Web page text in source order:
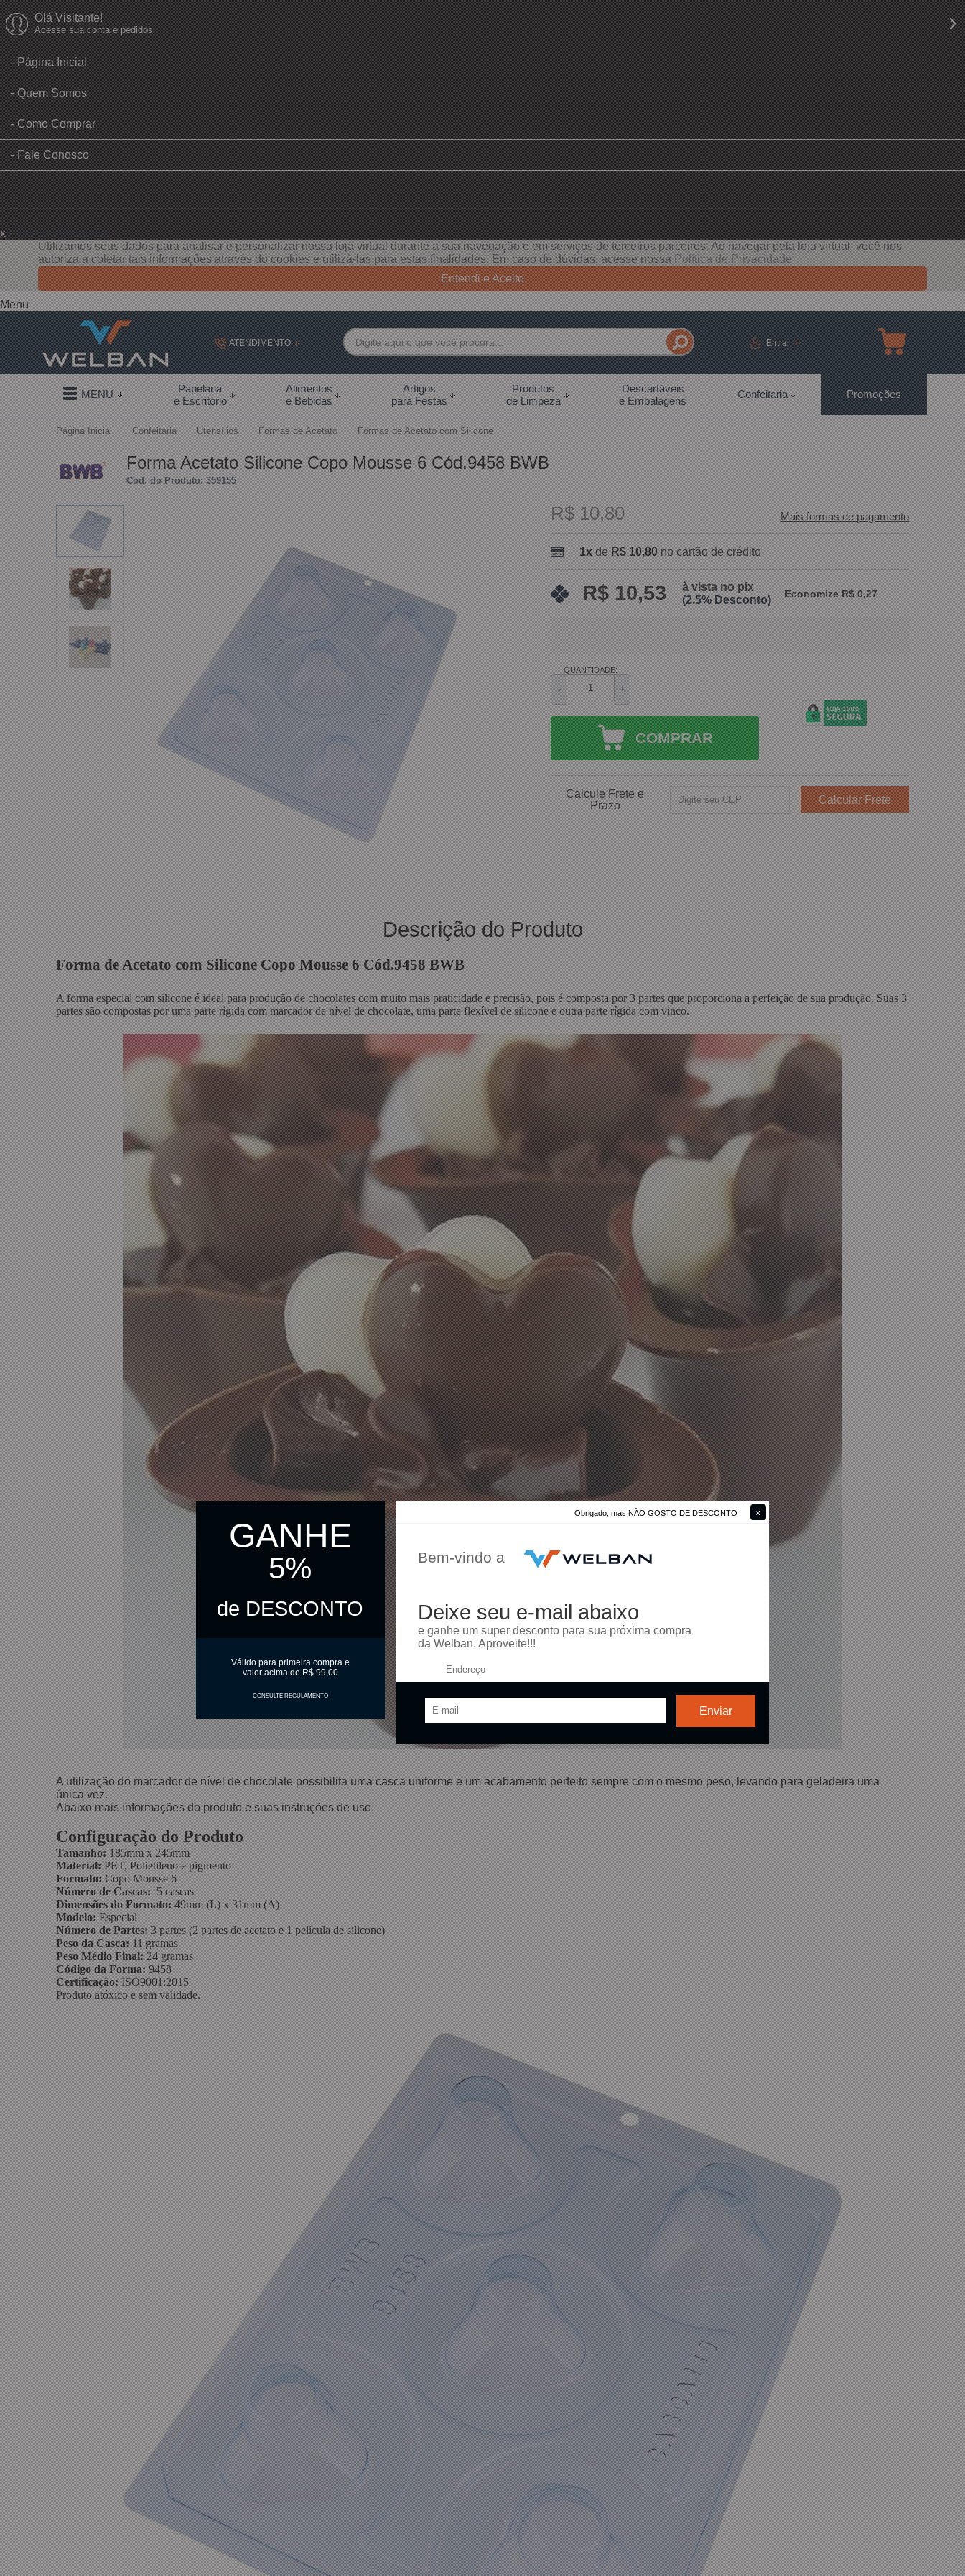
Olá Visitante!
Acesse sua conta e pedidos
Página Inicial
Quem Somos
Como Comprar
Fale Conosco
x Filtre sua Pesquisa:
Utilizamos seus dados para analisar e personalizar nossa loja virtual durante a sua navegação e em serviços de terceiros parceiros. Ao navegar pela loja virtual, você nos
autoriza a coletar tais informações através do cookies e utilizá-las para estas finalidades. Em caso de dúvidas, acesse nossaPolítica de Privacidade
Entendi e Aceito
Obrigado, mas NÃO GOSTO DE DESCONTO
GANHE
5%
de DESCONTO
Válido para primeira compra e
valor acima de R$ 99,00
CONSULTE REGULAMENTO
Bem-vindo a
Deixe seu e-mail abaixo
e ganhe um super desconto para sua próxima compra
da Welban. Aproveite!!!
Endereço:
Menu
ATENDIMENTO
(19) 99855-7892
(19) 99855-7892
contato@welban.com.br
Segunda à sexta - 08:30h às 18:00h Sábados -
09:00h às 14:00h
Entrar
MENU
Papelaria
e Escritório
Alimentos
e Bebidas
Artigos
para Festas
Produtos
de Limpeza
Descartáveis
e Embalagens
Confeitaria Promoções
Página Inicial Confeitaria Utensílios Formas de Acetato Formas de Acetato com Silicone
Forma Acetato Silicone Copo Mousse 6 Cód.9458 BWB
Cod. do Produto: 359155
R$ 10,80 Mais formas de pagamento
1xdeR$ 10,80 no cartão de crédito
R$ 10,53
à vista no pix
(2.5% Desconto)
Economize R$ 0,27
QUANTIDADE:
- +
COMPRAR
Calcule Frete e
Prazo
Descrição do Produto
Forma de Acetato com Silicone Copo Mousse 6 Cód.9458 BWB
A forma especial com silicone é ideal para produção de chocolates com muito mais praticidade e precisão, pois é composta por 3 partes que proporciona a perfeição de sua produção. Suas 3
partes são compostas por uma parte rígida com marcador de nível de chocolate, uma parte flexível de silicone e outra parte rígida com vinco.
A utilização do marcador de nível de chocolate possibilita uma casca uniforme e um acabamento perfeito sempre com o mesmo peso, levando para geladeira uma
única vez.
Abaixo mais informações do produto e suas instruções de uso.
Configuração do Produto
Tamanho:185mm x 245mm
Material:PET, Polietileno e pigmento
Formato:Copo Mousse 6
Número de Cascas:5 cascas
Dimensões do Formato:49mm (L) x 31mm (A)
Modelo:Especial
Número de Partes:3 partes (2 partes de acetato e 1 película de silicone)
Peso da Casca:11 gramas
Peso Médio Final:24 gramas
Código da Forma:9458
Certificação:ISO9001:2015
Produto atóxico e sem validade.